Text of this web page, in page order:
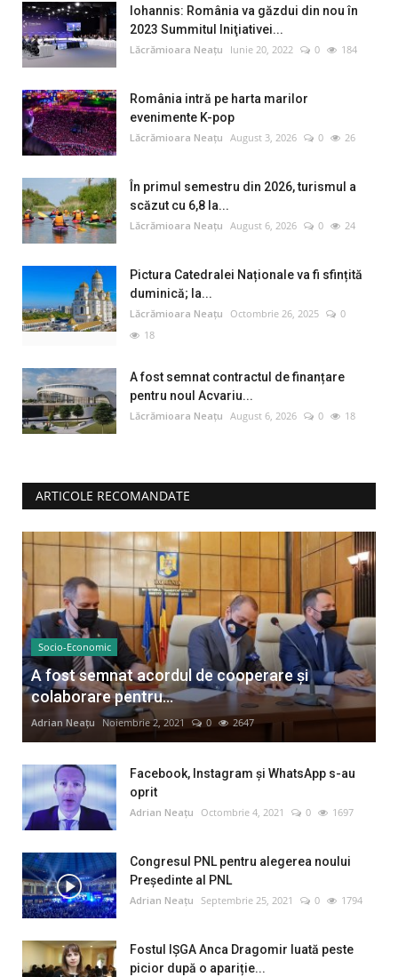
Iohannis: România va găzdui din nou în
2023 Summitul Iniţiativei...
Lăcrămioara Neațu Iunie 20, 2022 0 184
România intră pe harta marilor
evenimente K-pop
Lăcrămioara Neațu August 3, 2026 0 26
În primul semestru din 2026, turismul a
scăzut cu 6,8 la...
Lăcrămioara Neațu August 6, 2026 0 24
Pictura Catedralei Naționale va fi sfințită
duminică; la...
Lăcrămioara Neațu Octombrie 26, 2025
0
18
A fost semnat contractul de finanțare
pentru noul Acvariu...
Lăcrămioara Neațu August 6, 2026 0 18
ARTICOLE RECOMANDATE
Socio-Economic
A fost semnat acordul de cooperare și
colaborare pentru...
Adrian Neațu Noiembrie 2, 2021 0 2647
Facebook, Instagram și WhatsApp s-au
oprit
Adrian Neațu Octombrie 4, 2021 0 1697
Congresul PNL pentru alegerea noului
Preşedinte al PNL
Adrian Neațu Septembrie 25, 2021 0 1794
Fostul IȘGA Anca Dragomir luată peste
picior după o apariție...